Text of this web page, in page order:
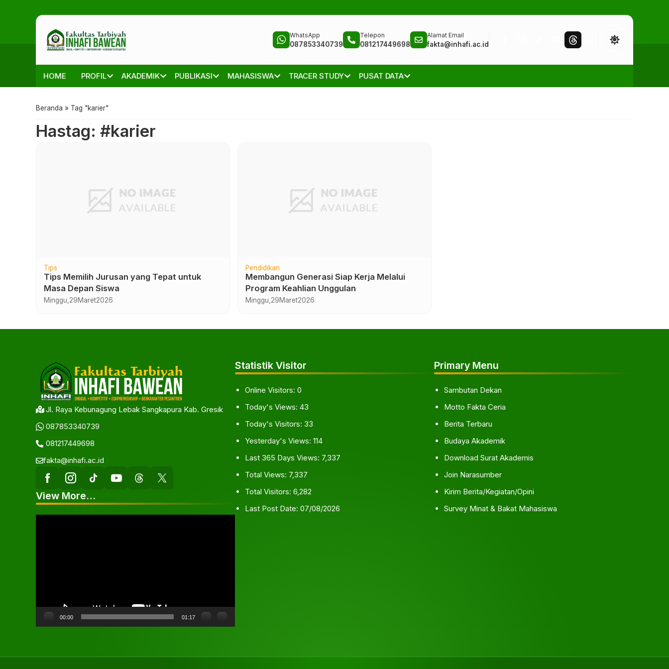
WhatsApp
087853340739
Telepon
081217449698
Alamat Email
fakta@inhafi.ac.id
HOME PROFIL AKADEMIK PUBLIKASI MAHASISWA TRACER STUDY PUSAT DATA
Beranda » Tag "karier"
Hastag: #karier
Tips
Tips Memilih Jurusan yang Tepat untuk
Masa Depan Siswa
Minggu, 29Maret2026
Pendidikan
Membangun Generasi Siap Kerja Melalui
Program Keahlian Unggulan
Minggu, 29Maret2026
Jl. Raya Kebunagung Lebak Sangkapura Kab. Gresik
087853340739
081217449698
fakta@inhafi.ac.id
View More…
00:00 01:17
Statistik Visitor
Online Visitors: 0
Today's Views: 43
Today's Visitors: 33
Yesterday's Views: 114
Last 365 Days Views: 7,337
Total Views: 7,337
Total Visitors: 6,282
Last Post Date: 07/08/2026
Primary Menu
Sambutan Dekan
Motto Fakta Ceria
Berita Terbaru
Budaya Akademik
Download Surat Akademis
Join Narasumber
Kirim Berita/Kegiatan/Opini
Survey Minat & Bakat Mahasiswa